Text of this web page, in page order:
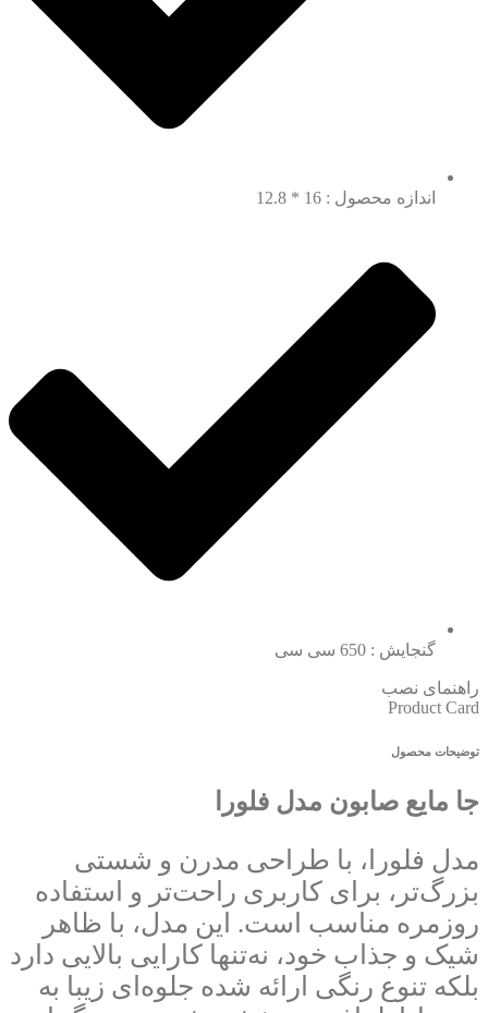
اندازه محصول : 16 * 12.8
گنجایش : 650 سی سی
راهنمای نصب
Product Card
توضیحات محصول
جا مایع صابون مدل فلورا
مدل فلورا، با طراحی مدرن و شستی
بزرگ‌تر، برای کاربری راحت‌تر و استفاده
روزمره مناسب است. این مدل، با ظاهر
شیک و جذاب خود، نه‌تنها کارایی بالایی دارد
بلکه تنوع رنگی ارائه شده جلوه‌ای زیبا به